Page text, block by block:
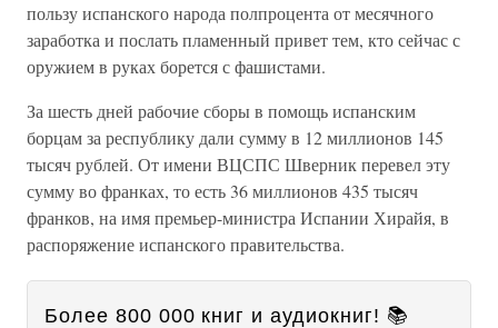
пользу испанского народа полпроцента от месячного
заработка и послать пламенный привет тем, кто сейчас с
оружием в руках борется с фашистами.
За шесть дней рабочие сборы в помощь испанским
борцам за республику дали сумму в 12 миллионов 145
тысяч рублей. От имени ВЦСПС Шверник перевел эту
сумму во франках, то есть 36 миллионов 435 тысяч
франков, на имя премьер-министра Испании Хирайя, в
распоряжение испанского правительства.
Более 800 000 книг и аудиокниг! 📚